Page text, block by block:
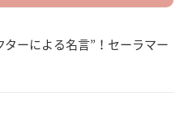
ーによる名言”！セーラマー